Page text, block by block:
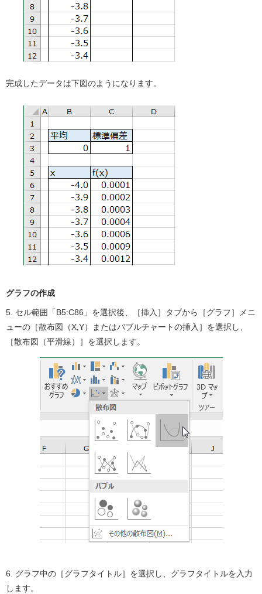
完成したデータは下図のようになります。
グラフの作成
5. セル範囲「B5:C86」を選択後、［挿入］タブから［グラフ］メニ
ューの［散布図（X,Y）またはバブルチャートの挿入］を選択し、
［散布図（平滑線）］を選択します。
6. グラフ中の［グラフタイトル］を選択し、グラフタイトルを入力
します。